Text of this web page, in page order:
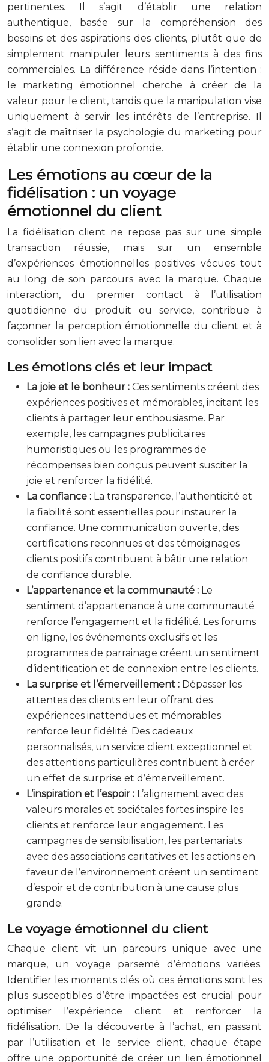
pertinentes. Il s’agit d’établir une relation
authentique, basée sur la compréhension des
besoins et des aspirations des clients, plutôt que de
simplement manipuler leurs sentiments à des fins
commerciales. La différence réside dans l’intention :
le marketing émotionnel cherche à créer de la
valeur pour le client, tandis que la manipulation vise
uniquement à servir les intérêts de l’entreprise. Il
s’agit de maîtriser la psychologie du marketing pour
établir une connexion profonde.
Les émotions au cœur de la
fidélisation : un voyage
émotionnel du client
La fidélisation client ne repose pas sur une simple
transaction réussie, mais sur un ensemble
d’expériences émotionnelles positives vécues tout
au long de son parcours avec la marque. Chaque
interaction, du premier contact à l’utilisation
quotidienne du produit ou service, contribue à
façonner la perception émotionnelle du client et à
consolider son lien avec la marque.
Les émotions clés et leur impact
La joie et le bonheur : Ces sentiments créent des
expériences positives et mémorables, incitant les
clients à partager leur enthousiasme. Par
exemple, les campagnes publicitaires
humoristiques ou les programmes de
récompenses bien conçus peuvent susciter la
joie et renforcer la fidélité.
La confiance : La transparence, l’authenticité et
la fiabilité sont essentielles pour instaurer la
confiance. Une communication ouverte, des
certifications reconnues et des témoignages
clients positifs contribuent à bâtir une relation
de confiance durable.
L’appartenance et la communauté : Le
sentiment d’appartenance à une communauté
renforce l’engagement et la fidélité. Les forums
en ligne, les événements exclusifs et les
programmes de parrainage créent un sentiment
d’identification et de connexion entre les clients.
La surprise et l’émerveillement : Dépasser les
attentes des clients en leur offrant des
expériences inattendues et mémorables
renforce leur fidélité. Des cadeaux
personnalisés, un service client exceptionnel et
des attentions particulières contribuent à créer
un effet de surprise et d’émerveillement.
L’inspiration et l’espoir : L’alignement avec des
valeurs morales et sociétales fortes inspire les
clients et renforce leur engagement. Les
campagnes de sensibilisation, les partenariats
avec des associations caritatives et les actions en
faveur de l’environnement créent un sentiment
d’espoir et de contribution à une cause plus
grande.
Le voyage émotionnel du client
Chaque client vit un parcours unique avec une
marque, un voyage parsemé d’émotions variées.
Identifier les moments clés où ces émotions sont les
plus susceptibles d’être impactées est crucial pour
optimiser l’expérience client et renforcer la
fidélisation. De la découverte à l’achat, en passant
par l’utilisation et le service client, chaque étape
offre une opportunité de créer un lien émotionnel